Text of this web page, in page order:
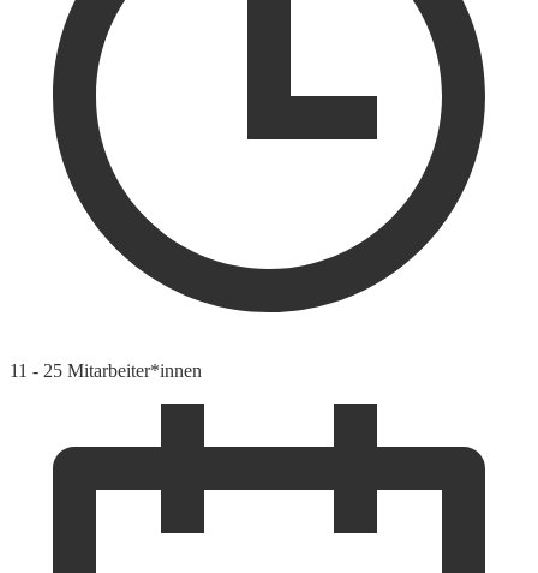
11 - 25 Mitarbeiter*innen